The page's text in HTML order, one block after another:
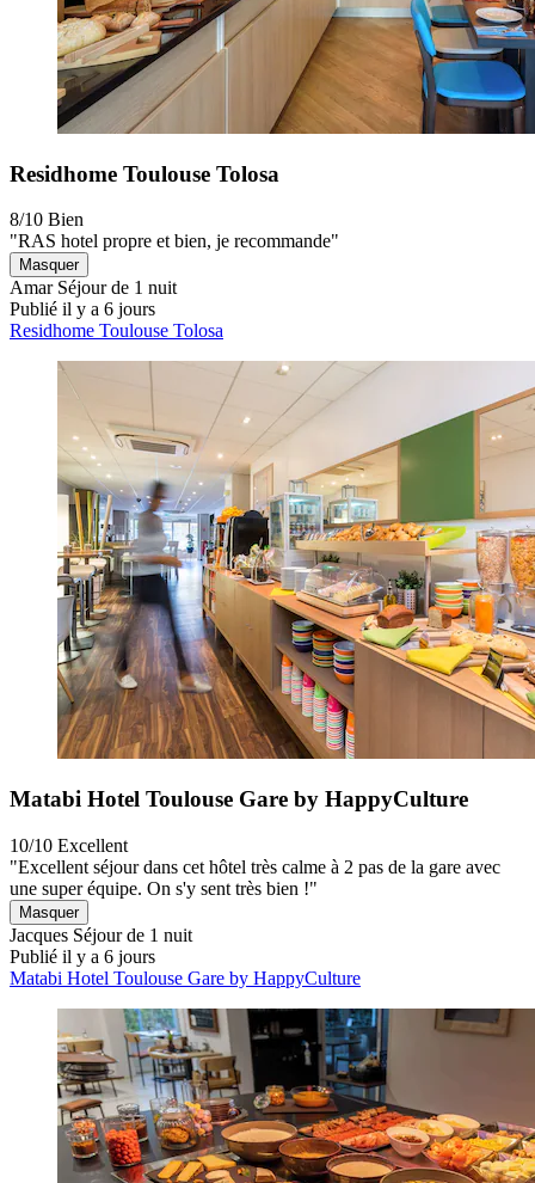
Residhome Toulouse Tolosa
8/10 Bien
"RAS hotel propre et bien, je recommande"
Masquer
AmarSéjour de 1 nuit
Publié il y a 6 jours
Residhome Toulouse Tolosa
Matabi Hotel Toulouse Gare by HappyCulture
10/10 Excellent
"Excellent séjour dans cet hôtel très calme à 2 pas de la gare avec
une super équipe. On s'y sent très bien !"
Masquer
Jacques Séjour de 1 nuit
Publié il y a 6 jours
Matabi Hotel Toulouse Gare by HappyCulture